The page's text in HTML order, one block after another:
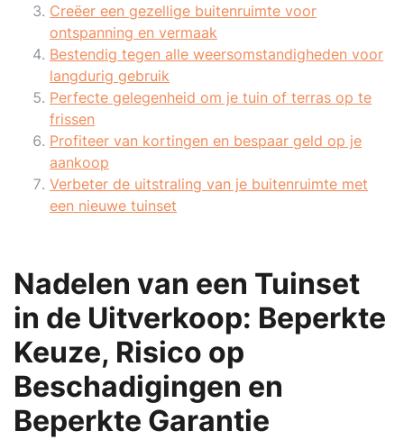
Creëer een gezellige buitenruimte voor
ontspanning en vermaak
Bestendig tegen alle weersomstandigheden voor
langdurig gebruik
Perfecte gelegenheid om je tuin of terras op te
frissen
Profiteer van kortingen en bespaar geld op je
aankoop
Verbeter de uitstraling van je buitenruimte met
een nieuwe tuinset
Nadelen van een Tuinset
in de Uitverkoop: Beperkte
Keuze, Risico op
Beschadigingen en
Beperkte Garantie